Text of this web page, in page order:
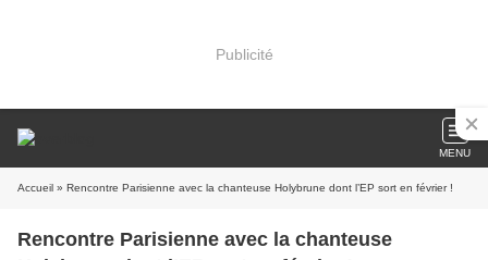
Publicité
MENU
Accueil » Rencontre Parisienne avec la chanteuse Holybrune dont l’EP sort en février !
Rencontre Parisienne avec la chanteuse